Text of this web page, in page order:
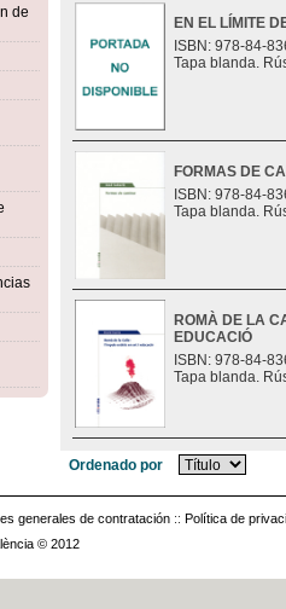
de
EN EL LÍMITE
ISBN: 978-84-
Tapa blanda.
FORMAS DE
ISBN: 978-84-
Tapa blanda.
ROMÀ DE LA
EDUCACIÓ
ISBN: 978-84-
Tapa blanda.
Ordenado por
generales de contratación :: Política de
© 2012